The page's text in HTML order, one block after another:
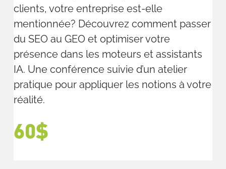
clients, votre entreprise est-elle
mentionnée? Découvrez comment passer
du SEO au GEO et optimiser votre
présence dans les moteurs et assistants
IA. Une conférence suivie d’un atelier
pratique pour appliquer les notions à votre
réalité.
60$